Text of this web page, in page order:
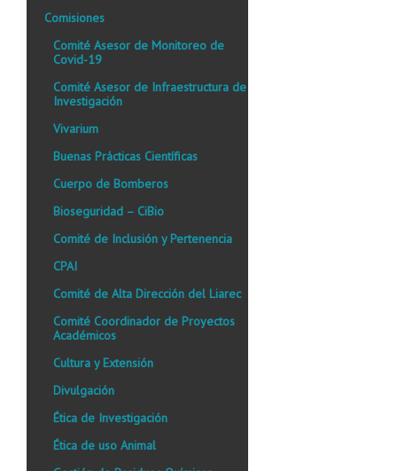
Comisiones
Comité Asesor de Monitoreo de
Covid-19
Comité Asesor de Infraestructura de
Investigación
Vivarium
Buenas Prácticas Científicas
Cuerpo de Bomberos
Bioseguridad – CiBio
Comité de Inclusión y Pertenencia
CPAI
Comité de Alta Dirección del Liarec
Comité Coordinador de Proyectos
Académicos
Cultura y Extensión
Divulgación
Ética de Investigación
Ética de uso Animal